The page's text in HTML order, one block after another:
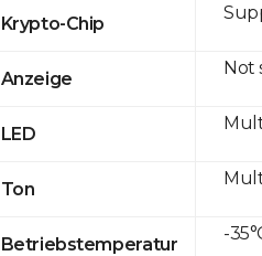
Krypto-Chip
Anzeige
LED
Ton
Betriebstemperatur
Not
-